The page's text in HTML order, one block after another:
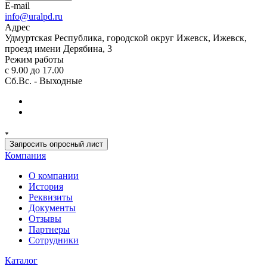
E-mail
info@uralpd.ru
Адрес
Удмуртская Республика, городской округ Ижевск, Ижевск,
проезд имени Дерябина, 3
Режим работы
с 9.00 до 17.00
Сб.Вс. - Выходные
Запросить опросный лист
Компания
О компании
История
Реквизиты
Документы
Отзывы
Партнеры
Сотрудники
Каталог